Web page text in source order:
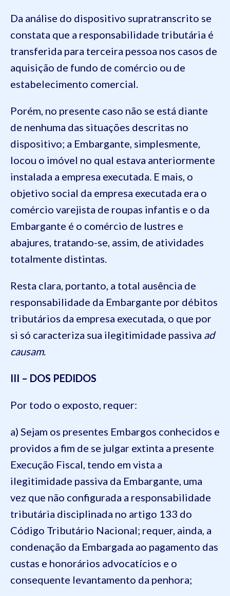
Da análise do dispositivo supratranscrito se
constata que a responsabilidade tributária é
transferida para terceira pessoa nos casos de
aquisição de fundo de comércio ou de
estabelecimento comercial.
Porém, no presente caso não se está diante
de nenhuma das situações descritas no
dispositivo; a Embargante, simplesmente,
locou o imóvel no qual estava anteriormente
instalada a empresa executada. E mais, o
objetivo social da empresa executada era o
comércio varejista de roupas infantis e o da
Embargante é o comércio de lustres e
abajures, tratando-se, assim, de atividades
totalmente distintas.
Resta clara, portanto, a total ausência de
responsabilidade da Embargante por débitos
tributários da empresa executada, o que por
si só caracteriza sua ilegitimidade passiva ad
causam.
III – DOS PEDIDOS
Por todo o exposto, requer:
a) Sejam os presentes Embargos conhecidos e
providos a fim de se julgar extinta a presente
Execução Fiscal, tendo em vista a
ilegitimidade passiva da Embargante, uma
vez que não configurada a responsabilidade
tributária disciplinada no artigo 133 do
Código Tributário Nacional; requer, ainda, a
condenação da Embargada ao pagamento das
custas e honorários advocatícios e o
consequente levantamento da penhora;